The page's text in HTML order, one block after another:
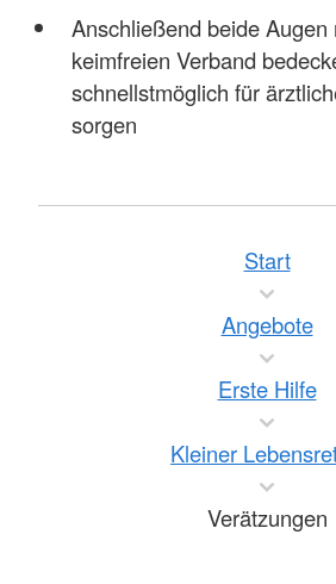
Anschließend beide Augen
keimfreien Verband
schnellstmöglich für
sorgen
Start
Angebote
Erste Hilfe
Kleiner
Verätzungen